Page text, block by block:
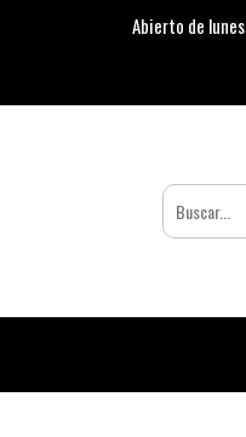
Abierto de